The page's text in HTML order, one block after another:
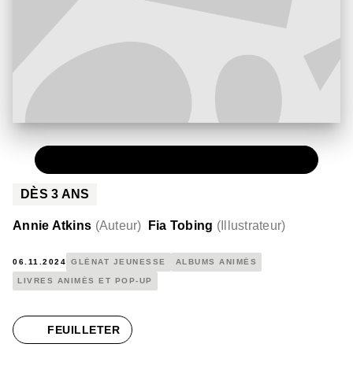
DÈS3 ANS
Annie Atkins (Auteur) Fia Tobing (Illustrateur)
06.11.2024 GLÉNAT JEUNESSE ALBUMS ANIMÉS
LIVRES ANIMÉS ET POP-UP
FEUILLETER